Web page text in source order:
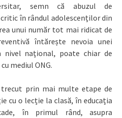
semn că abuzul de
în rândul adolescenților din
unui număr tot mai ridicat de
întărește nevoia unei
nivel național, poate chiar de
mediul ONG.
prin mai multe etape de
cu o lecție la clasă, în educația
în primul rând, asupra